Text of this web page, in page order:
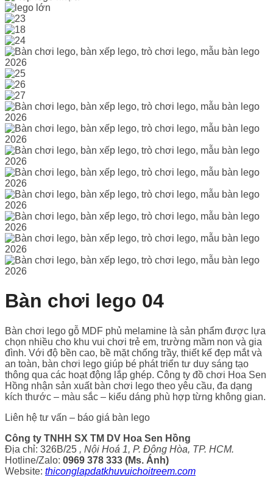
Bàn chơi lego 04
Bàn chơi lego gỗ MDF phủ melamine là sản phẩm được lựa
chọn nhiều cho khu vui chơi trẻ em, trường mầm non và gia
đình. Với độ bền cao, bề mặt chống trầy, thiết kế đẹp mắt và
an toàn, bàn chơi lego giúp bé phát triển tư duy sáng tạo
thông qua các hoạt động lắp ghép. Công ty đồ chơi Hoa Sen
Hồng nhận sản xuất bàn chơi lego theo yêu cầu, đa dạng
kích thước – màu sắc – kiểu dáng phù hợp từng không gian.
Liên hệ tư vấn – báo giá bàn lego
Công ty TNHH SX TM DV Hoa Sen Hồng
Địa chỉ: 326B/25 , Nội Hoá 1, P. Đông Hòa, TP. HCM.
Hotline/Zalo: 0969 378 333 (Ms. Ánh)
Website: thiconglapdatkhuvuichoitreem.com